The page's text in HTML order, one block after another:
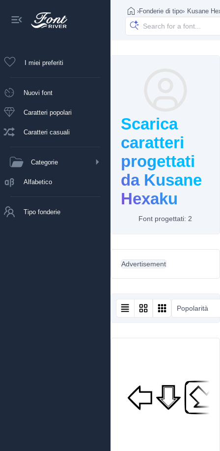
I miei preferiti
Nuovi font
Caratteri popolari
Caratteri casuali
Categorie
Alfabetico
Tipo fonderie
›Fonderie di tipo› Kusane
Scarica
caratteri
progettati
da Kusane
Hexaku
Font progettati: 2
Advertisement
Popolarità